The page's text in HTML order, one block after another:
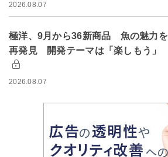
2026.08.07
極洋、9月から36新商品 魚の魅力を
再発見 開発テーマは「楽しもう」
2026.08.07